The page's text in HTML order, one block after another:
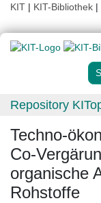
KIT | KIT-Bibliothek |
Repository
Techno-
Co-
organische
Rohstoffe